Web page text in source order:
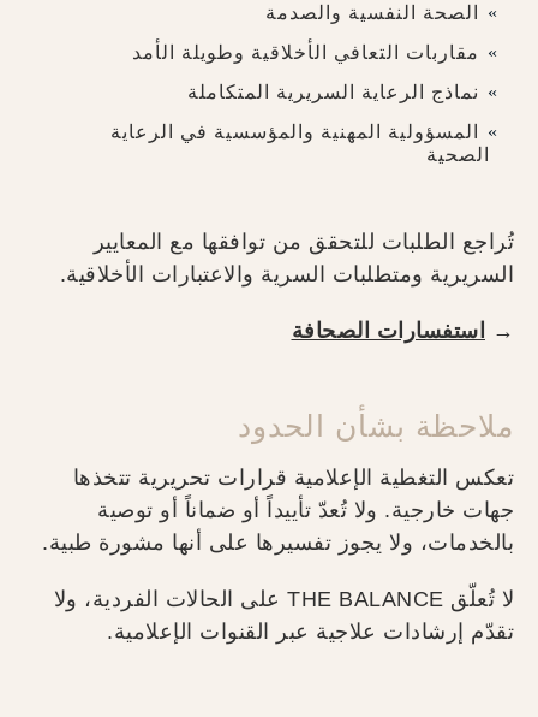
الصحة النفسية والصدمة
مقاربات التعافي الأخلاقية وطويلة الأمد
نماذج الرعاية السريرية المتكاملة
المسؤولية المهنية والمؤسسية في الرعاية
الصحية
تُراجع الطلبات للتحقق من توافقها مع المعايير
السريرية ومتطلبات السرية والاعتبارات الأخلاقية.
→ استفسارات الصحافة
ملاحظة بشأن الحدود
تعكس التغطية الإعلامية قرارات تحريرية تتخذها
جهات خارجية. ولا تُعدّ تأييداً أو ضماناً أو توصية
بالخدمات، ولا يجوز تفسيرها على أنها مشورة طبية.
لا تُعلّق THE BALANCE على الحالات الفردية، ولا
تقدّم إرشادات علاجية عبر القنوات الإعلامية.